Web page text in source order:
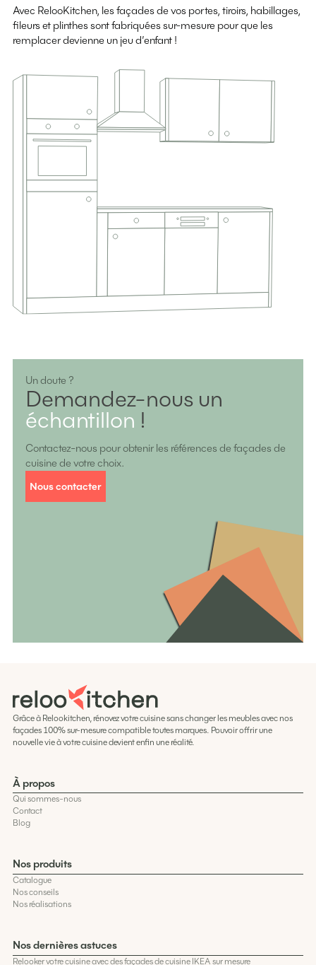
Avec RelooKitchen, les façades de vos portes, tiroirs, habillages,
fileurs et plinthes sont fabriquées sur-mesure pour que les
remplacer devienne un jeu d’enfant !
Un doute ?
Demandez-nous un
échantillon !
Contactez-nous pour obtenir les références de façades de
cuisine de votre choix.
Nous contacter
Grâce à Relookitchen, rénovez votre cuisine sans changer les meubles avec nos
façades 100% sur-mesure compatible toutes marques. Pouvoir offrir une
nouvelle vie à votre cuisine devient enfin une réalité.
À propos
Qui sommes-nous
Contact
Blog
Nos produits
Catalogue
Nos conseils
Nos réalisations
Nos dernières astuces
Relooker votre cuisine avec des façades de cuisine IKEA sur mesure